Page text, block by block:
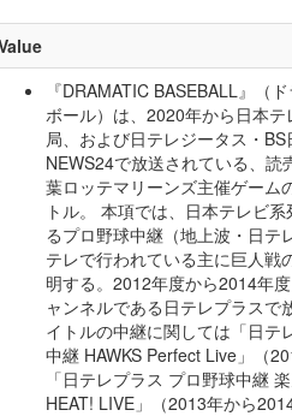
『DRAMATIC BASEBALL』（
ボール）は、2020年から日本
局、および日テレジータス・
NEWS24で放送されている、読
葉ロッテマリーンズ主催ゲーム
トル。 本項では、日本テレビ
るプロ野球中継（地上波・日テ
テレで行われている主に巨人戦
明する。2012年度から2014年
ャンネルである日テレプラスで
イトルの中継に関しては「日テ
中継 HAWKS Perfect Live」（
「日テレプラス プロ野球中継
HEAT! LIVE」（2013年から